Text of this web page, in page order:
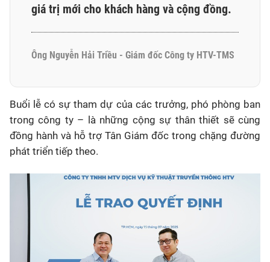
giá trị mới cho khách hàng và cộng đồng.
Ông Nguyễn Hải Triều - Giám đốc Công ty HTV-TMS
Buổi lễ có sự tham dự của các trưởng, phó phòng ban
trong công ty – là những cộng sự thân thiết sẽ cùng
đồng hành và hỗ trợ Tân Giám đốc trong chặng đường
phát triển tiếp theo.